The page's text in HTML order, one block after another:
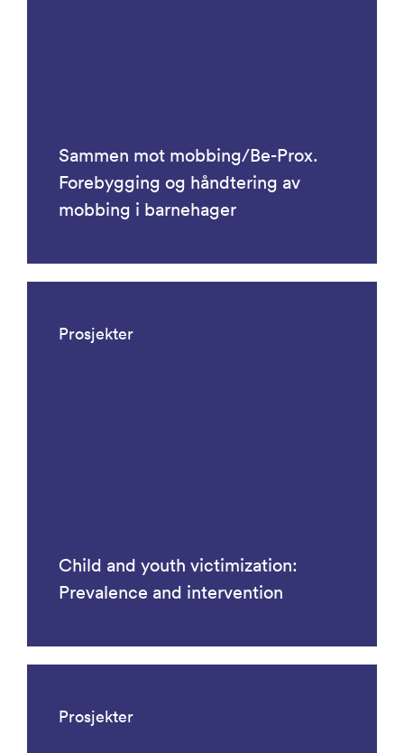
Sammen mot mobbing/Be-Prox.
Forebygging og håndtering av
mobbing i barnehager
Prosjekter
Child and youth victimization:
Prevalence and intervention
Prosjekter